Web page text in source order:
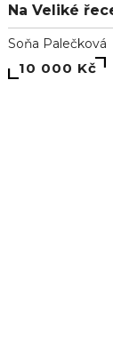
Na Veliké
Soňa Palečková
10 000 Kč